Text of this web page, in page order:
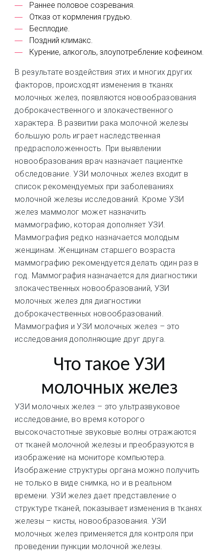
Раннее половое созревания.
Отказ от кормления грудью.
Бесплодие.
Поздний климакс.
Курение, алкоголь, злоупотребление кофеином.
В результате воздействия этих и многих других
факторов, происходят изменения в тканях
молочных желез, появляются новообразования
доброкачественного и злокачественного
характера. В развитии рака молочной железы
большую роль играет наследственная
предрасположенность. При выявлении
новообразования врач назначает пациентке
обследование. УЗИ молочных желез входит в
список рекомендуемых при заболеваниях
молочной железы исследований. Кроме УЗИ
желез маммолог может назначить
маммографию, которая дополняет УЗИ.
Маммография редко назначается молодым
женщинам. Женщинам старшего возраста
маммографию рекомендуется делать один раз в
год. Маммография назначается для диагностики
злокачественных новообразований, УЗИ
молочных желез для диагностики
доброкачественных новообразований.
Маммография и УЗИ молочных желез – это
исследования дополняющие друг друга.
Что такое УЗИ
молочных желез
УЗИ молочных желез – это ультразвуковое
исследование, во время которого
высокочастотные звуковые волны отражаются
от тканей молочной железы и преобразуются в
изображение на мониторе компьютера.
Изображение структуры органа можно получить
не только в виде снимка, но и в реальном
времени. УЗИ желез дает представление о
структуре тканей, показывает изменения в тканях
железы – кисты, новообразования. УЗИ
молочных желез применяется для контроля при
проведении пункции молочной железы.